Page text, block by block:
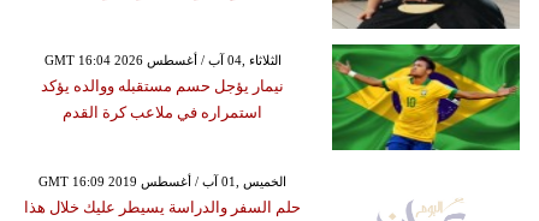
GMT 16:04 2026 الثلاثاء ,04 آب / أغسطس
نيمار يؤجل حسم مستقبله ووالده يؤكد
استمراره في ملاعب كرة القدم
GMT 16:09 2019 الخميس ,01 آب / أغسطس
حلم السفر والدراسة يسيطر عليك خلال هذا